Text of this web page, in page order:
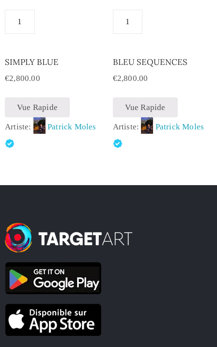
SIMPLY BLUE
€2,800.00
Vue Rapide
Artiste: Patrick Moles
BLEU SEQUENCES
€2,800.00
Vue Rapide
Artiste: Patrick Moles